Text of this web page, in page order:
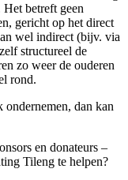
betreft geen
gericht op het direct
wel indirect (bijv. via
structureel de
zo weer de ouderen
rond.
dan kan
en donateurs –
Tileng te helpen?